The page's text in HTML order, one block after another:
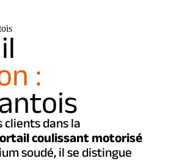
:
clients dans la
coulissant motorisé
soudé, il se distingue